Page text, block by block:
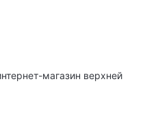
магазин верхней